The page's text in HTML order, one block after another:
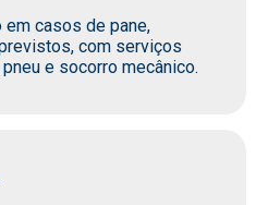
em casos de pane,
com serviços
e socorro mecânico.